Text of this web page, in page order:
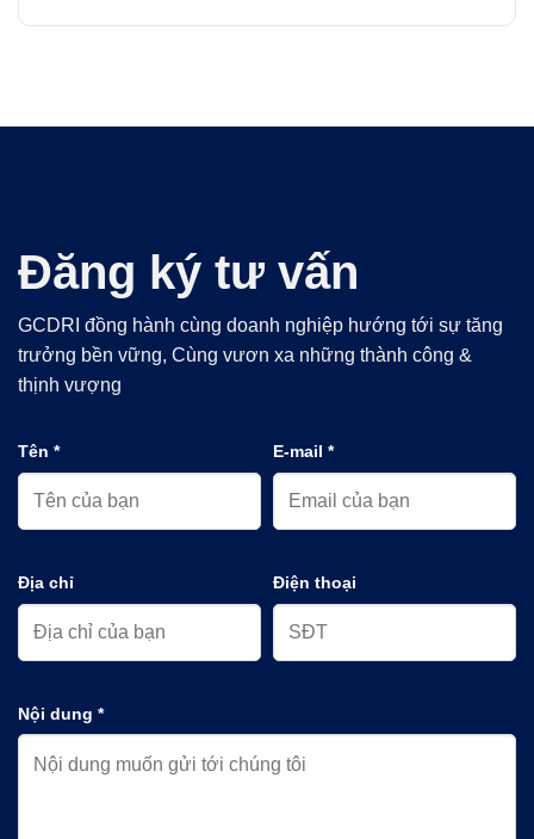
Đăng ký tư vấn
GCDRI đồng hành cùng doanh nghiệp hướng tới sự tăng
trưởng bền vững, Cùng vươn xa những thành công &
thịnh vượng
Tên * E-mail *
Địa chỉ Điện thoại
Nội dung *